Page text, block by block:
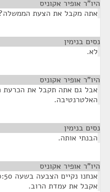
היו"ר אופיר אקוניס
אתה מקבל את הצעת
נסים בנימין
לא.
היו"ר אופיר אקוניס
אבל גם אתה תקבל את הכרעת
האלטרנטיבה.
נסים בנימין
הבנתי אותה.
היו"ר אופיר אקוניס
אקבל את עמדת הרוב.